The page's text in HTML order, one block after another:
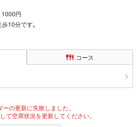
円
10分です｡
コース
ーの更新に失敗しました。
て空席状況を更新してください。